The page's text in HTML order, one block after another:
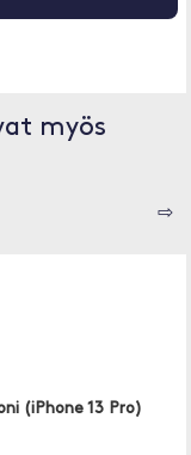
myös
⇨
(iPhone 13 Pro)